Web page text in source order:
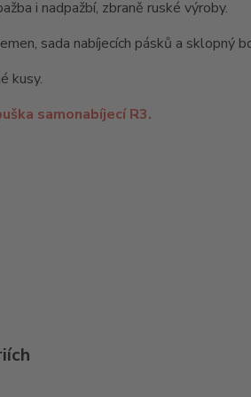
i nadpažbí, zbraně ruské výroby.
sada nabíjecích pásků a sklopný
kusy.
samonabíjecí R3.